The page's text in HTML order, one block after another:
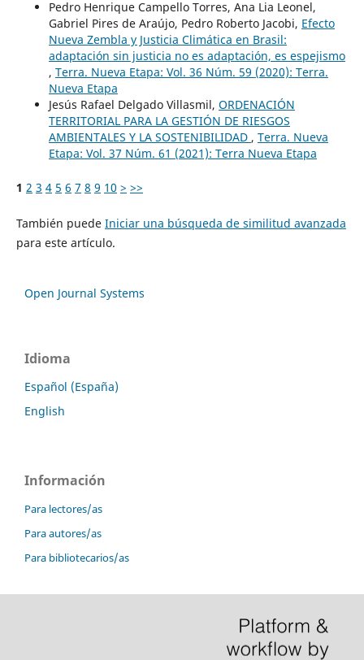
Pedro Henrique Campello Torres, Ana Lia Leonel,
Gabriel Pires de Araújo, Pedro Roberto Jacobi, Efecto
Nueva Zembla y Justicia Climática en Brasil:
adaptación sin justicia no es adaptación, es espejismo
, Terra. Nueva Etapa: Vol. 36 Núm. 59 (2020): Terra.
Nueva Etapa
Jesús Rafael Delgado Villasmil, ORDENACIÓN
TERRITORIAL PARA LA GESTIÓN DE RIESGOS
AMBIENTALES Y LA SOSTENIBILIDAD , Terra. Nueva
Etapa: Vol. 37 Núm. 61 (2021): Terra Nueva Etapa
1 2 3 4 5 6 7 8 9 10 > >>
También puede Iniciar una búsqueda de similitud avanzada
para este artículo.
Open Journal Systems
Idioma
Español (España)
English
Información
Para lectores/as
Para autores/as
Para bibliotecarios/as